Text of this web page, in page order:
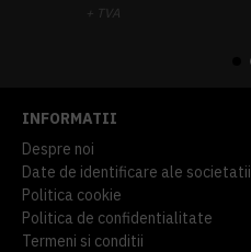
+ TVA
INFORMATII
Despre noi
Date de identificare ale societatii
Politica cookie
Politica de confidentialitate
Termeni si conditii